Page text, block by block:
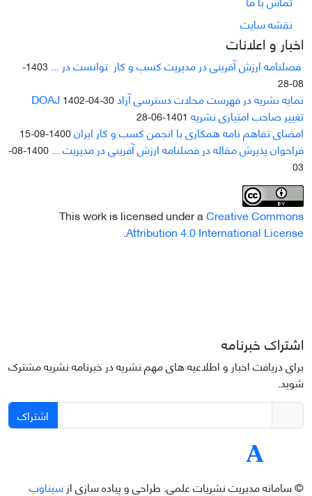
نقشه سایت
اخبار و اعلانات
فصلنامه ارزش آفرینی در مدیریت کسب و کار توانست در ...
1403-
08-28
نمایه نشریه در فهرست مجلات دسترسی آزاد DOAJ1402-04-30
تغییر صاحب امتیازی نشریه 1401-06-28
امضای تفاهم نامه همکاری با انجمن کسب و کار ایران1400-09-15
فراخوان پذیرش مقاله در فصلنامه ارزش آفرینی در مدیریت ...
1400-08-
03
This work is licensed under aCreative Commons
Attribution 4.0 International License
.
اشتراک خبرنامه
برای دریافت اخبار و اطلاعیه های مهم نشریه در خبرنامه نشریه مشترک
شوید.
اشتراک
© سامانه مدیریت نشریات علمی. طراحی و پیاده سازی از سیناوب